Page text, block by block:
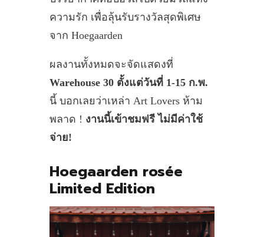
ความรัก เพื่อลุ้นรับรางวัลสุดพิเศษ
จาก Hoegaarden
ผลงานทั้งหมดจะจัดแสดงที่
Warehouse 30 ตั้งแต่วันที่ 1-15 ก.พ.
นี้ บอกเลยว่าเหล่า Art Lovers ห้าม
พลาด ! งานนี้เข้าชมฟรี ไม่มีค่าใช้
จ่าย!
Hoegaarden rosée
Limited Edition